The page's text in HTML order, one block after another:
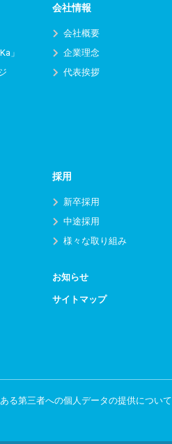
」
会社情報
会社概要
企業理念
代表挨拶
採用
新卒採用
中途採用
様々な取り組み
お知らせ
サイトマップ
る第三者への個人データの提供について